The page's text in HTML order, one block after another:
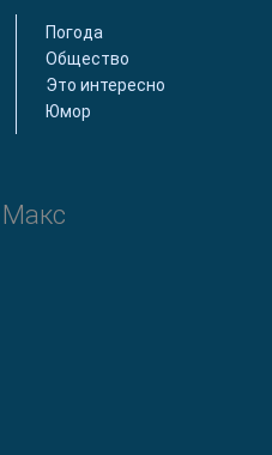
Погода
Общество
Это интересно
Юмор
Макс